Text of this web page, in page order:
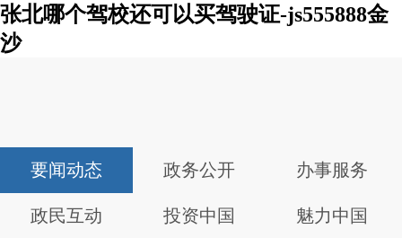
张北哪个驾校还可以买驾驶证-js555888金
沙
要闻动态 政务公开 办事服务
政民互动 投资中国 魅力中国